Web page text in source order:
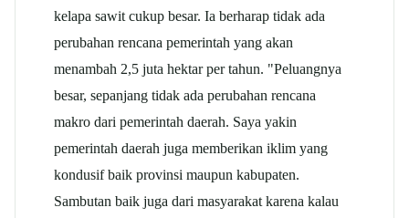
kelapa sawit cukup besar. Ia berharap tidak ada
perubahan rencana pemerintah yang akan
menambah 2,5 juta hektar per tahun. "Peluangnya
besar, sepanjang tidak ada perubahan rencana
makro dari pemerintah daerah. Saya yakin
pemerintah daerah juga memberikan iklim yang
kondusif baik provinsi maupun kabupaten.
Sambutan baik juga dari masyarakat karena kalau